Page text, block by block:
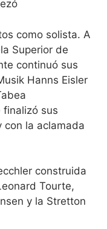
como solista. A
Superior de
continuó sus
Hanns Eisler
finalizó sus
con la aclamada
construida
Tourte,
y la Stretton